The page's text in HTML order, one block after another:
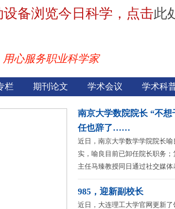
备浏览今日科学，点击此
用心服务职业科学家
栏 期刊论文 学术会议 学术科
南京大学数院院长 “不
任也辞了……
近日，南京大学数学学院院长
实，喻良目前已卸任院长职务
主任马臻教授同日通过社交媒体
985，迎新副校长
近日，大连理工大学官网更新